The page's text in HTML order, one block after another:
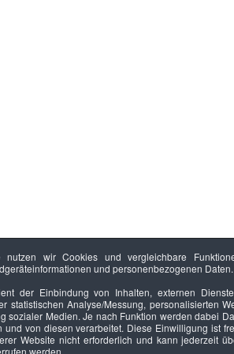
nutzen wir Cookies und vergleichbare
und personenbezogenen Daten.
der Einbindung von Inhalten, externen
statistischen Analyse/Messung, personalisierten
sozialer Medien. Je nach Funktion werden dabei
und von diesen verarbeitet. Diese Einwilligung ist
Website nicht erforderlich und kann jederzeit
werden.